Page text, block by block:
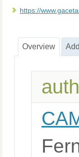
https://
Overview